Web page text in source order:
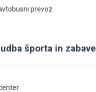
prevoz
športa in zabave